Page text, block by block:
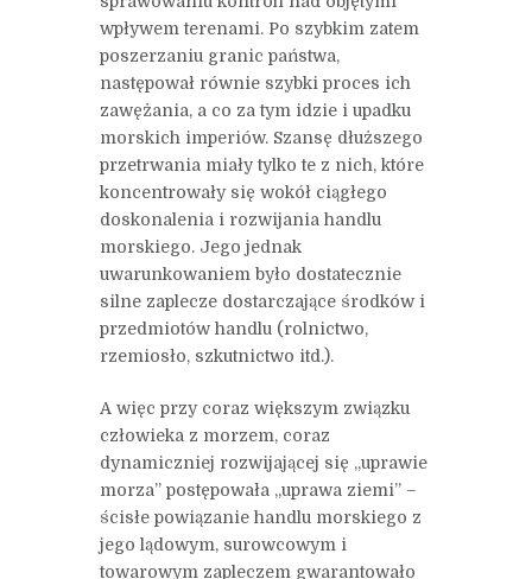
wpływem terenami. Po szybkim zatem
poszerzaniu granic państwa,
następował równie szybki proces ich
zawężania, a co za tym idzie i upadku
morskich imperiów. Szansę dłuższego
przetrwania miały tylko te z nich, które
koncentrowały się wokół ciągłego
doskonalenia i rozwijania handlu
morskiego. Jego jednak
uwarunkowaniem było dostatecznie
silne zaplecze dostarczające środków i
przedmiotów handlu (rolnictwo,
rzemiosło, szkutnictwo itd.).
A więc przy coraz większym związku
człowieka z morzem, coraz
dynamiczniej rozwijającej się „uprawie
morza” postępowała „uprawa ziemi” –
ścisłe powiązanie handlu morskiego z
jego lądowym, surowcowym i
towarowym zapleczem gwarantowało